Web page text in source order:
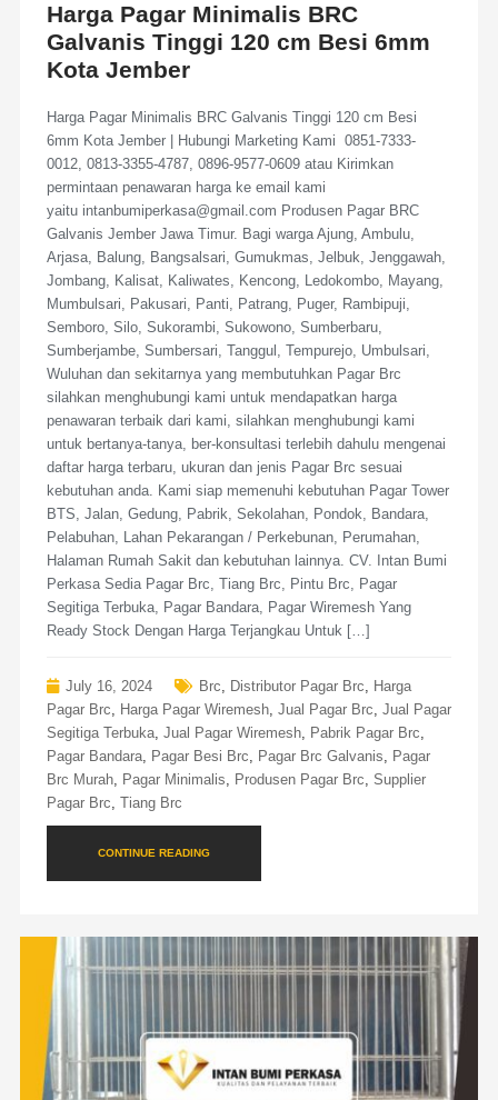
Harga Pagar Minimalis BRC
Galvanis Tinggi 120 cm Besi 6mm
Kota Jember
Harga Pagar Minimalis BRC Galvanis Tinggi 120 cm Besi
6mm Kota Jember | Hubungi Marketing Kami 0851-7333-
0012, 0813-3355-4787, 0896-9577-0609 atau Kirimkan
permintaan penawaran harga ke email kami
yaitu intanbumiperkasa@gmail.com Produsen Pagar BRC
Galvanis Jember Jawa Timur. Bagi warga Ajung, Ambulu,
Arjasa, Balung, Bangsalsari, Gumukmas, Jelbuk, Jenggawah,
Jombang, Kalisat, Kaliwates, Kencong, Ledokombo, Mayang,
Mumbulsari, Pakusari, Panti, Patrang, Puger, Rambipuji,
Semboro, Silo, Sukorambi, Sukowono, Sumberbaru,
Sumberjambe, Sumbersari, Tanggul, Tempurejo, Umbulsari,
Wuluhan dan sekitarnya yang membutuhkan Pagar Brc
silahkan menghubungi kami untuk mendapatkan harga
penawaran terbaik dari kami, silahkan menghubungi kami
untuk bertanya-tanya, ber-konsultasi terlebih dahulu mengenai
daftar harga terbaru, ukuran dan jenis Pagar Brc sesuai
kebutuhan anda. Kami siap memenuhi kebutuhan Pagar Tower
BTS, Jalan, Gedung, Pabrik, Sekolahan, Pondok, Bandara,
Pelabuhan, Lahan Pekarangan / Perkebunan, Perumahan,
Halaman Rumah Sakit dan kebutuhan lainnya. CV. Intan Bumi
Perkasa Sedia Pagar Brc, Tiang Brc, Pintu Brc, Pagar
Segitiga Terbuka, Pagar Bandara, Pagar Wiremesh Yang
Ready Stock Dengan Harga Terjangkau Untuk […]
July 16, 2024 Brc, Distributor Pagar Brc, Harga
Pagar Brc, Harga Pagar Wiremesh, Jual Pagar Brc, Jual Pagar
Segitiga Terbuka, Jual Pagar Wiremesh, Pabrik Pagar Brc,
Pagar Bandara, Pagar Besi Brc, Pagar Brc Galvanis, Pagar
Brc Murah, Pagar Minimalis, Produsen Pagar Brc, Supplier
Pagar Brc, Tiang Brc
CONTINUE READING